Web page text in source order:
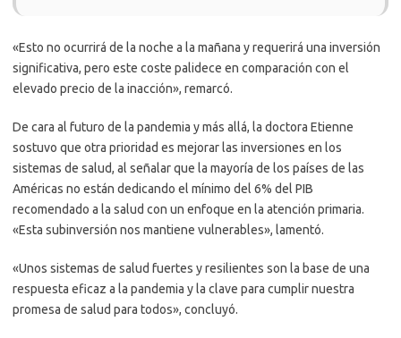
«Esto no ocurrirá de la noche a la mañana y requerirá una inversión
significativa, pero este coste palidece en comparación con el
elevado precio de la inacción», remarcó.
De cara al futuro de la pandemia y más allá, la doctora Etienne
sostuvo que otra prioridad es mejorar las inversiones en los
sistemas de salud, al señalar que la mayoría de los países de las
Américas no están dedicando el mínimo del 6% del PIB
recomendado a la salud con un enfoque en la atención primaria.
«Esta subinversión nos mantiene vulnerables», lamentó.
«Unos sistemas de salud fuertes y resilientes son la base de una
respuesta eficaz a la pandemia y la clave para cumplir nuestra
promesa de salud para todos», concluyó.